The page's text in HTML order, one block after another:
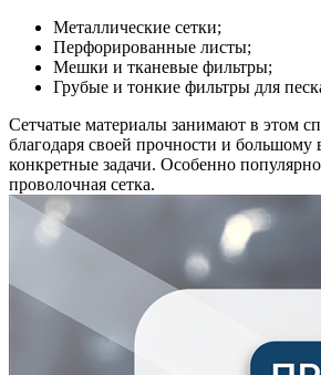
Металлические сетки;
Перфорированные листы;
Мешки и тканевые фильтры;
Грубые и тонкие фильтры для
Сетчатые материалы занимают в этом
благодаря своей прочности и большому
конкретные задачи. Особенно
проволочная сетка.